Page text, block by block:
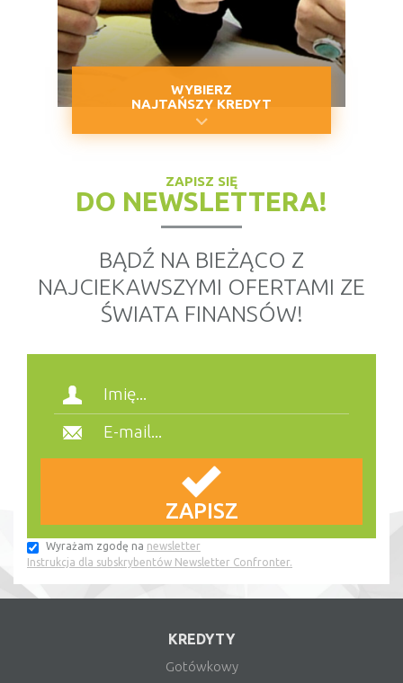
WYBIERZ
NAJTAŃSZY KREDYT
ZAPISZ SIĘ
DO NEWSLETTERA!
BĄDŹ NA BIEŻĄCO Z
NAJCIEKAWSZYMI OFERTAMI ZE
ŚWIATA FINANSÓW!
Wyrażam zgodę na newsletter
Instrukcja dla subskrybentów Newsletter Confronter.
KREDYTY
Gotówkowy